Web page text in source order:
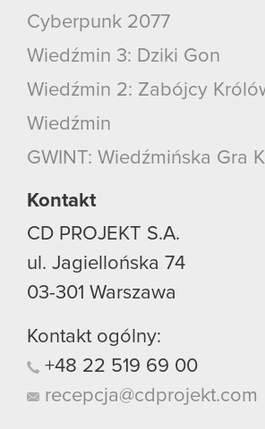
Cyberpunk 2077
Wiedźmin 3: Dziki Gon
Wiedźmin 2: Zabójcy
Wiedźmin
GWINT: Wiedźmińska Gra
Kontakt
CD PROJEKT S.A.
ul. Jagiellońska 74
03-301 Warszawa
Kontakt ogólny:
+48 22 519 69 00
recepcja@cdprojekt.com